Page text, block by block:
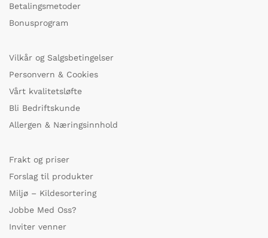
Betalingsmetoder
Bonusprogram
Vilkår og Salgsbetingelser
Personvern & Cookies
Vårt kvalitetsløfte
Bli Bedriftskunde
Allergen & Næringsinnhold
Frakt og priser
Forslag til produkter
Miljø – Kildesortering
Jobbe Med Oss?
Inviter venner